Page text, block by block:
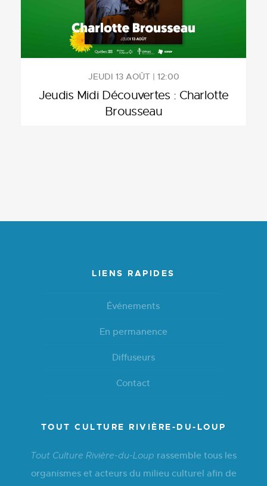
JEUDI 13 AOÛT | 12:00
Jeudis Midi Découvertes : Charlotte
Brousseau
LIENS RAPIDES
Événements
En permanence
Diffuseurs
Contact
TOUT CULTURE RIVIÈRE-DU-LOUP
Tout Culture Rivière-du-Loup rassemble tous les
organismes et acteurs du milieu culturel afin de